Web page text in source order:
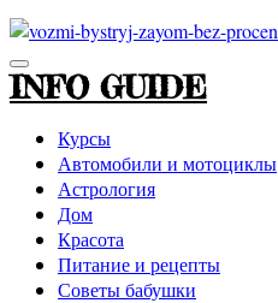
INFO GUIDE
Курсы
Автомобили и мотоциклы
Астрология
Дом
Красота
Питание и рецепты
Советы бабушки